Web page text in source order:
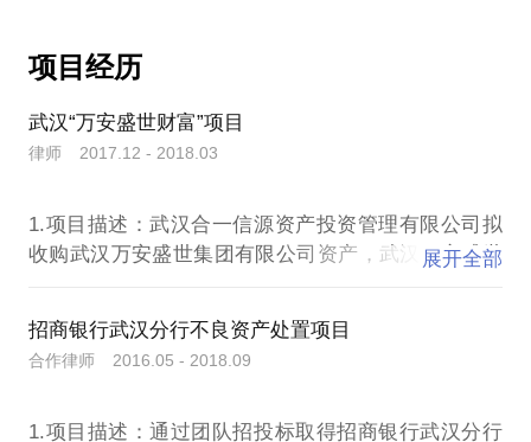
笔者结合劳动合同法及相关司法解释的有关律规定，
整理出来了用人单位可调岗的十大具体法定情形，供
用人单位和劳动者自行参考。欲详细了解者可预约来
人喜好，而不综合考虑实际情况，否则涉嫌违法调岗
就是搬起石头砸自己的脚，必要时可咨询专业律师提
一旦发生公司资不抵债等异常情况，出资期限将有“加
速到期”的风险，股东将在认缴但未缴的出资范围内对
3. 随意安排股权比例。
作，最后可能导致“公司僵局”、“企业失控”等严重后
果，或者说随意公款私用、随意报销、公款消费导致
4、代理熊某某和刘某某分别去监狱、看守所等特殊场
所出庭参与离婚诉讼，成功帮助当事人结束一段不幸
婚姻关系，为委托人争取合法权益。
5、其他。
宜公开，在次不一一赘述。）
值得一提的是，所参与或者代理婚姻家事案件，均取
项目经历
武汉“万安盛世财富”项目
律师 2017.12 - 2018.03
1.项目描述：武汉合一信源资产投资管理有限公司拟
收购武汉万安盛世集团有限公司资产，武汉万安盛世
及利益重大、复杂，且被列为武汉市2016年十大维稳
项目之一，所在团队接受武汉合一信源资产投资管理
有限公司委托主要对目标公司名下及其子公司资产进
展开全部
招商银行武汉分行不良资产处置项目
合作律师 2016.05 - 2018.09
1.项目描述：通过团队招投标取得招商银行武汉分行